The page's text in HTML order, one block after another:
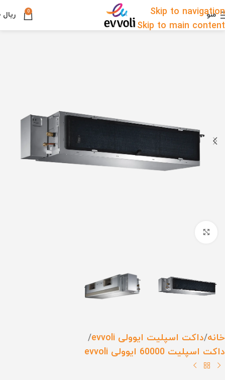
Skip to navigation
Skip to main content
منو 0 ریال
خانه داکت اسپلیت ایوولی evvoli
داکت اسپلیت 60000 ایوولی evvoli